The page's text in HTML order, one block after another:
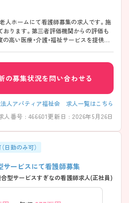
人ホームにて看護師募集の求人です。施
ります。第三者評価機関からの評価も
高い医療・介護・福祉サービスを提供し
が良いため、長くご就業いただけます
ださいませ。
の募集状況を問い合わせる
人アパティア福祉会 求人一覧はこちら
人番号 : 466601更新日 : 2026年5月26日
日勤のみ可）
サービスにて看護師募集
型サービスすぎなの看護師求人(正社員)